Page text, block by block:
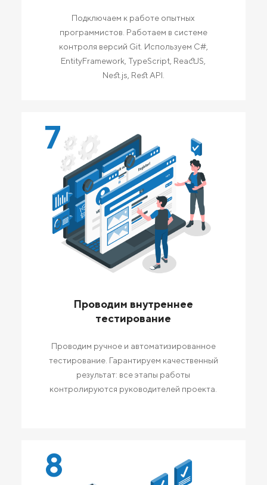
Подключаем к работе опытных
программистов. Работаем в системе
контроля версий Git. Используем C#,
EntityFramework, TypeScript, ReactJS,
Nest.js, Rest API.
7
Проводим внутреннее
тестирование
Проводим ручное и автоматизированное
тестирование. Гарантируем качественный
результат: все этапы работы
контролируются руководителей проекта.
8